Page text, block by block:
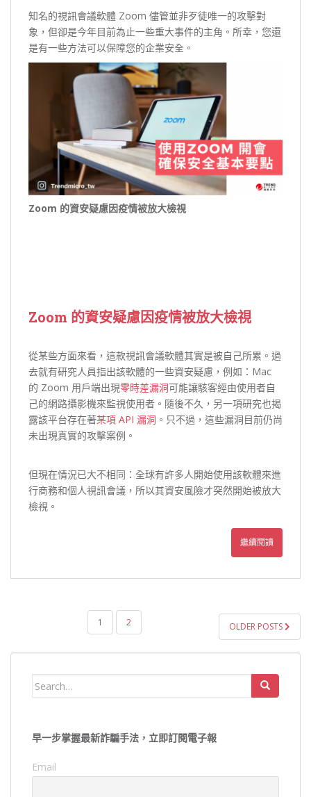
知名的視訊會議軟體 Zoom 儘管並非歹徒唯一的攻擊對
象，但卻是今年目前為止一些重大事件的主角。所幸，您還
是有一些方法可以保障您的企業安全。
Zoom 的資安疑慮因疫情被放大檢視
Zoom 的資安疑慮因疫情被放大檢視
從某些方面來看，這款視訊會議軟體其實是被自己所累。過
去就有研究人員指出該軟體的一些資安疑慮，例如：Mac
的 Zoom 用戶端出現零時差漏洞可能讓駭客經由使用者自
己的網路攝影機來監視使用者。隨後不久，另一項研究也揭
露該平台存在著某項 API 漏洞 。只不過，這些漏洞目前仍尚
未出現真實的攻擊案例。
但現在情況已大不相同：全球有許多人開始使用該軟體來進
行商務和個人視訊會議，所以其資安風險才突然開始被放大
檢視。
繼續閱讀
導
1 2 OLDER POSTS
Search
早一步掌握最新詐騙手法，立即訂閱電子報
Email